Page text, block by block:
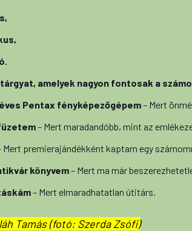
amelyek nagyon fontosak a
Pentax fényképezőgépem– Mert
– Mert maradandóbb, mint az
Mert premierajándékként kaptam egy
könyvem– Mert ma már
– Mert elmaradhatatlan útitárs.
Tamás (fotó: Szerda Zsófi)